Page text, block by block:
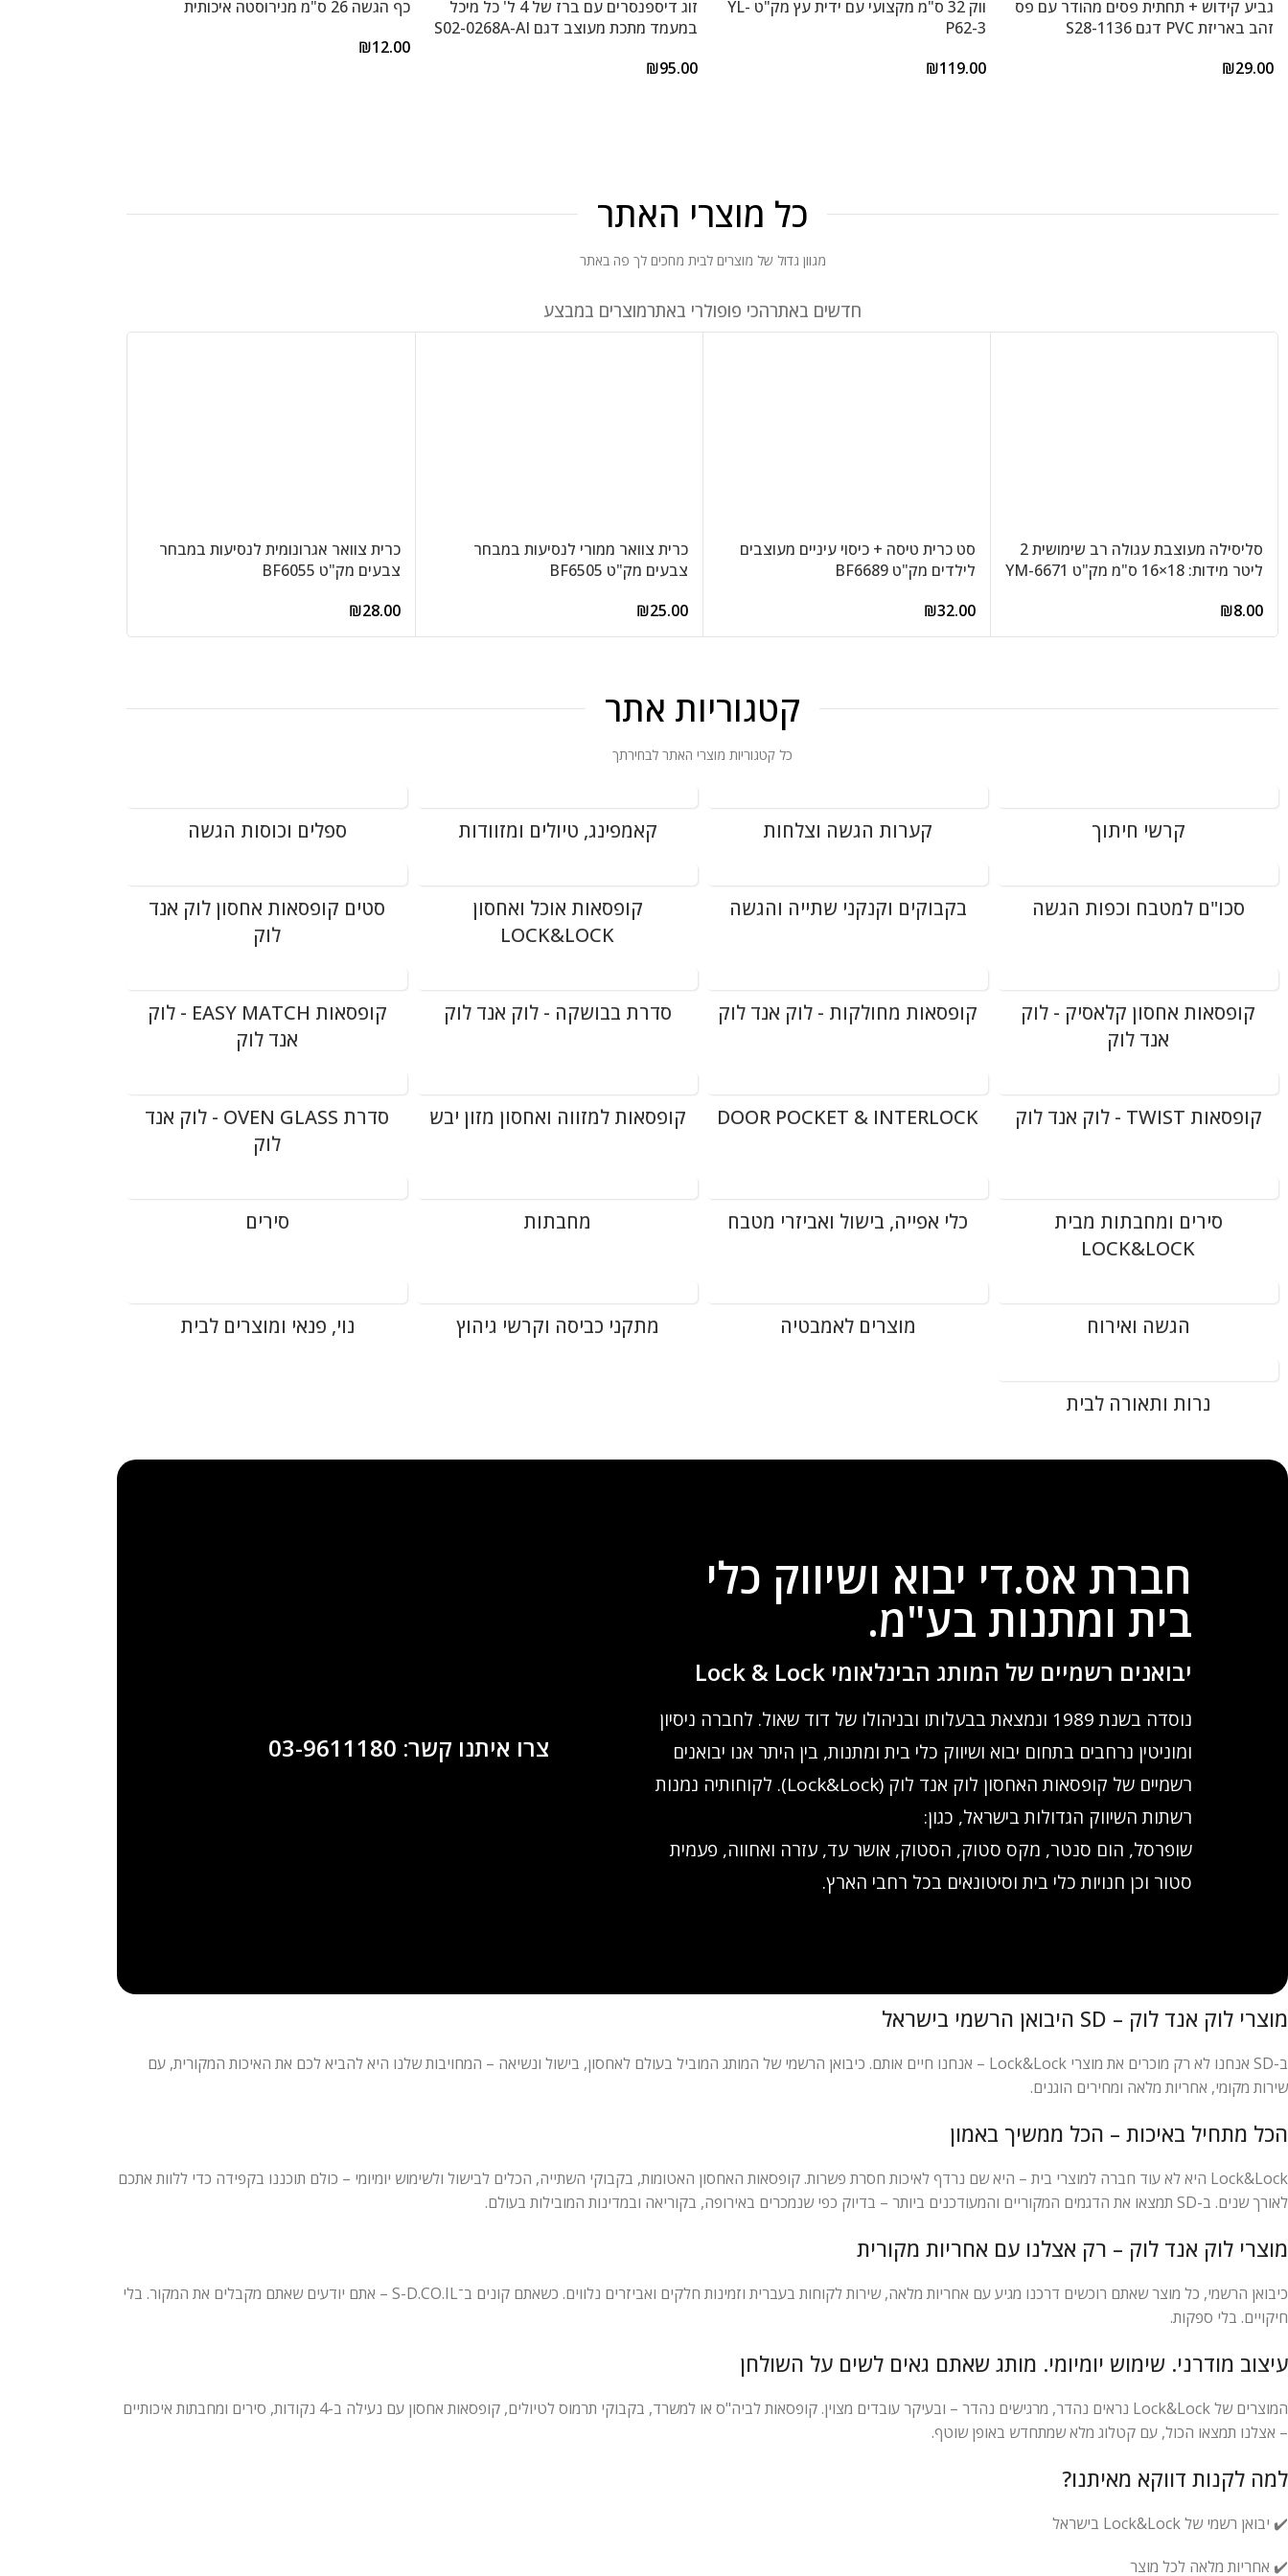
גביע קידוש + תחתית פסים מהודר עם פס
זהב באריזת PVC דגם S28-1136
₪29.00
ווק 32 ס"מ מקצועי עם ידית עץ מק"ט YL-
P62-3
₪119.00
זוג דיספנסרים עם ברז של 4 ל' כל מיכל
במעמד מתכת מעוצב דגם S02-0268A-AI
₪95.00
כף הגשה 26 ס"מ מנירוסטה איכותית
₪12.00
כל מוצרי האתר
מגוון גדול של מוצרים לבית מחכים לך פה באתר
חדשים באתרהכי פופולרי באתרמוצרים במבצע
סליסילה מעוצבת עגולה רב שימושית 2
ליטר מידות: 18×16 ס"מ מק"ט YM-6671
₪8.00
סט כרית טיסה + כיסוי עיניים מעוצבים
לילדים מק"ט BF6689
₪32.00
כרית צוואר ממורי לנסיעות במבחר
צבעים מק"ט BF6505
₪25.00
כרית צוואר אגרונומית לנסיעות במבחר
צבעים מק"ט BF6055
₪28.00
קטגוריות אתר
כל קטגוריות מוצרי האתר לבחירתך
קרשי חיתוך קערות הגשה וצלחות קאמפינג, טיולים ומזוודות ספלים וכוסות הגשה
סכו"ם למטבח וכפות הגשה בקבוקים וקנקני שתייה והגשה
קופסאות אוכל ואחסון
LOCK&LOCK
סטים קופסאות אחסון לוק אנד
לוק
קופסאות אחסון קלאסיק - לוק
אנד לוק
קופסאות מחולקות - לוק אנד לוק סדרת בבושקה - לוק אנד לוק
קופסאות EASY MATCH - לוק
אנד לוק
קופסאות TWIST - לוק אנד לוק DOOR POCKET & INTERLOCK קופסאות למזווה ואחסון מזון יבש
סדרת OVEN GLASS - לוק אנד
לוק
סירים ומחבתות מבית
LOCK&LOCK
כלי אפייה, בישול ואביזרי מטבח מחבתות סירים
הגשה ואירוח מוצרים לאמבטיה מתקני כביסה וקרשי גיהוץ נוי, פנאי ומוצרים לבית
נרות ותאורה לבית
חברת אס.די יבוא ושיווק כלי
בית ומתנות בע"מ.
יבואנים רשמיים של המותג הבינלאומי Lock & Lock
נוסדה בשנת 1989 ונמצאת בבעלותו ובניהולו של דוד שאול. לחברה ניסיון
ומוניטין נרחבים בתחום יבוא ושיווק כלי בית ומתנות, בין היתר אנו יבואנים
רשמיים של קופסאות האחסון לוק אנד לוק (Lock&Lock). לקוחותיה נמנות
רשתות השיווק הגדולות בישראל, כגון:
שופרסל, הום סנטר, מקס סטוק, הסטוק, אושר עד, עזרה ואחווה, פעמית
סטור וכן חנויות כלי בית וסיטונאים בכל רחבי הארץ.
צרו איתנו קשר: 03-9611180
מוצרי לוק אנד לוק – SD היבואן הרשמי בישראל
ב-SD אנחנו לא רק מוכרים את מוצרי Lock&Lock – אנחנו חיים אותם. כיבואן הרשמי של המותג המוביל בעולם לאחסון, בישול ונשיאה – המחויבות שלנו היא להביא לכם את האיכות המקורית, עם
שירות מקומי, אחריות מלאה ומחירים הוגנים.
הכל מתחיל באיכות – הכל ממשיך באמון
Lock&Lock היא לא עוד חברה למוצרי בית – היא שם נרדף לאיכות חסרת פשרות. קופסאות האחסון האטומות, בקבוקי השתייה, הכלים לבישול ולשימוש יומיומי – כולם תוכננו בקפידה כדי ללוות אתכם
לאורך שנים. ב-SD תמצאו את הדגמים המקוריים והמעודכנים ביותר – בדיוק כפי שנמכרים באירופה, בקוריאה ובמדינות המובילות בעולם.
מוצרי לוק אנד לוק – רק אצלנו עם אחריות מקורית
כיבואן הרשמי, כל מוצר שאתם רוכשים דרכנו מגיע עם אחריות מלאה, שירות לקוחות בעברית וזמינות חלקים ואביזרים נלווים. כשאתם קונים ב־S-D.CO.IL – אתם יודעים שאתם מקבלים את המקור. בלי
חיקויים. בלי ספקות.
עיצוב מודרני. שימוש יומיומי. מותג שאתם גאים לשים על השולחן
המוצרים של Lock&Lock נראים נהדר, מרגישים נהדר – ובעיקר עובדים מצוין. קופסאות לביה"ס או למשרד, בקבוקי תרמוס לטיולים, קופסאות אחסון עם נעילה ב-4 נקודות, סירים ומחבתות איכותיים
– אצלנו תמצאו הכול, עם קטלוג מלא שמתחדש באופן שוטף.
למה לקנות דווקא מאיתנו?
✔️ יבואן רשמי של Lock&Lock בישראל
✔️ אחריות מלאה לכל מוצר